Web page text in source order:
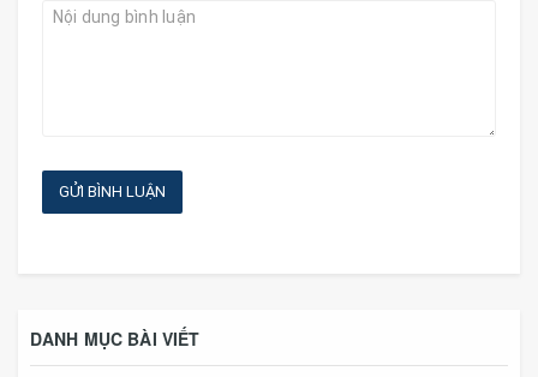
GỬI BÌNH LUẬN
DANH MỤC BÀI VIẾT